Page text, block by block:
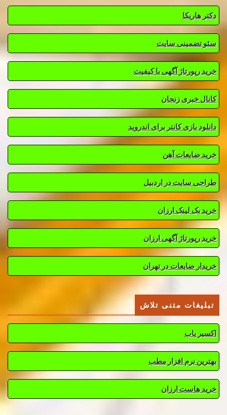
دکتر هاریکا
سئو تضمینی سایت
خرید رپورتاژ آگهی با کیفیت
کانال خبری زنجان
دانلود بازی کانتر برای اندروید
خرید ضایعات آهن
طراحی سایت در اردبیل
خرید بک لینک ارزان
خرید رپورتاژ آگهی ارزان
خریدار ضایعات در تهران
تبلیغات متنی تلاش
اکسیر یاب
بهترین نرم افزار مطب
خرید هاست ارزان